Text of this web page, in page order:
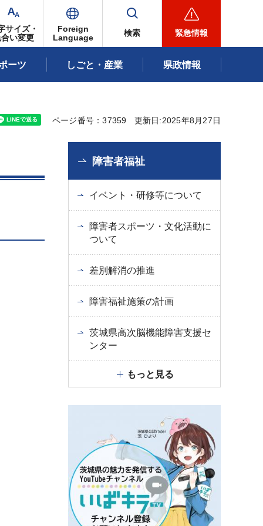
サイズ・
い変更
Foreign
Language
検索 緊急情報
ーツ しごと・産業 県政情報
ページ番号：37359 更新日:2025年8月27日
障害者福祉
イベント・研修等について
障害者スポーツ・文化活動に
ついて
差別解消の推進
障害福祉施策の計画
茨城県高次脳機能障害支援セ
ンター
もっと見る